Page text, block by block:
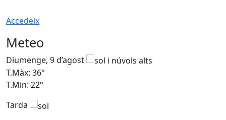
Accedeix
Meteo
Diumenge, 9 d’agost
T.Màx: 36°
T.Min: 22°
Tarda